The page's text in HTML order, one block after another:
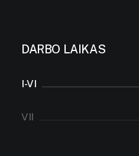
DARBO LAIKAS
I-VI
VII